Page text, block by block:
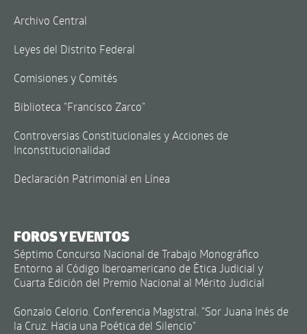
Archivo Central
Leyes del Distrito Federal
Comisiones y Comités
Biblioteca "Francisco Zarco"
Controversias Constitucionales y Acciones de
Inconstitucionalidad
Declaración Patrimonial en Línea
FOROS Y EVENTOS
Séptimo Concurso Nacional de Trabajo Monográfico
Entorno al Código Iberoamericano de Ética Judicial y
Cuarta Edición del Premio Nacional al Mérito Judicial
Gonzalo Celorio. Conferencia Magistral. "Sor Juana Inés de
la Cruz. Hacia una Poética del Silencio"